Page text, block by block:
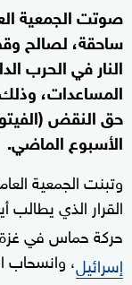
صوتت الجمعية
ساحقة، لصالح
النار في الحرب
المساعدات،
حق النقض
الأسبوع الماضي.
القرار الذي يطالب
حركة حماس في
إسرائيل، وانسحاب